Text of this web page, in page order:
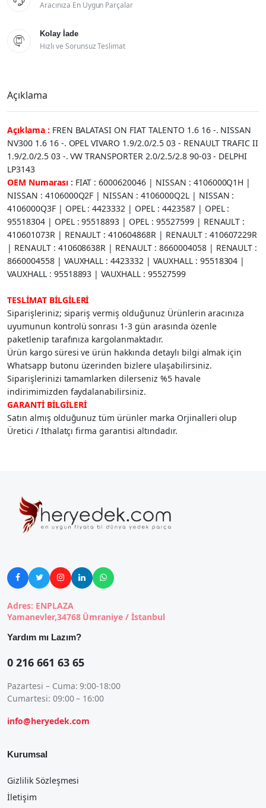
Aracınıza En Uygun Parçalar

Kolay İade
Hızlı ve Sorunsuz Teslimat
Açıklama
Açıklama : FREN BALATASI ON FIAT TALENTO 1.6 16 -. NISSAN
NV300 1.6 16 -. OPEL VIVARO 1.9/2.0/2.5 03 - RENAULT TRAFIC II
1.9/2.0/2.5 03 -. VW TRANSPORTER 2.0/2.5/2.8 90-03 - DELPHI
LP3143
OEM Numarası : FIAT : 6000620046 | NISSAN : 4106000Q1H |
NISSAN : 4106000Q2F | NISSAN : 4106000Q2L | NISSAN :
4106000Q3F | OPEL : 4423332 | OPEL : 4423587 | OPEL :
95518304 | OPEL : 95518893 | OPEL : 95527599 | RENAULT :
410601073R | RENAULT : 410604868R | RENAULT : 410607229R
| RENAULT : 410608638R | RENAULT : 8660004058 | RENAULT :
8660004558 | VAUXHALL : 4423332 | VAUXHALL : 95518304 |
VAUXHALL : 95518893 | VAUXHALL : 95527599
TESLİMAT BİLGİLERİ
Siparişleriniz; sipariş vermiş olduğunuz Ürünlerin aracınıza
uyumunun kontrolü sonrası 1-3 gün arasında özenle
paketlenip tarafınıza kargolanmaktadır.
Ürün kargo süresi ve ürün hakkında detaylı bilgi almak için
Whatsapp butonu üzerinden bizlere ulaşabilirsiniz.
Siparişlerinizi tamamlarken dilerseniz %5 havale
indirimimizden faydalanabilirsiniz.
GARANTİ BİLGİLERİ
Satın almış olduğunuz tüm ürünler marka Orjinalleri olup
Üretici / İthalatçı firma garantisi altındadır.
    
Adres: ENPLAZA
Yamanevler,34768 Ümraniye / İstanbul
Yardım mı Lazım?
0 216 661 63 65
Pazartesi – Cuma: 9:00-18:00
Cumartesi: 09:00 – 16:00
info@heryedek.com
Kurumsal
Gizlilik Sözleşmesi
İletişim